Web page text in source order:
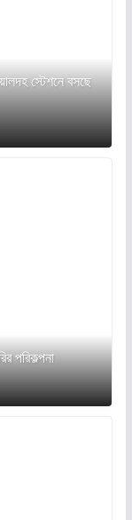
স্টেশনে বসছে
পরিকল্পনা